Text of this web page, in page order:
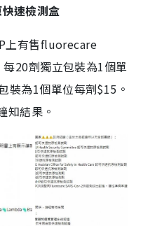
速檢測盒
上有售fluorecare
20劑獨立包裝為1個單
裝為1個單位每劑$15。
知結果。